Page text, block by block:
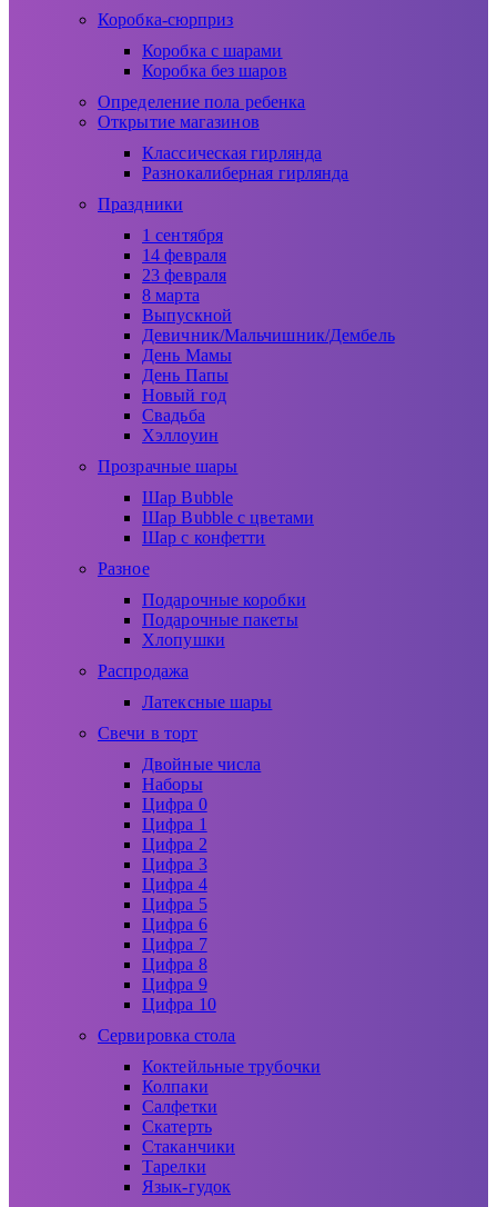
Коробка-сюрприз
Коробка с шарами
Коробка без шаров
Определение пола ребенка
Открытие магазинов
Классическая гирлянда
Разнокалиберная гирлянда
Праздники
1 сентября
14 февраля
23 февраля
8 марта
Выпускной
Девичник/Мальчишник/Дембель
День Мамы
День Папы
Новый год
Свадьба
Хэллоуин
Прозрачные шары
Шар Bubble
Шар Bubble с цветами
Шар с конфетти
Разное
Подарочные коробки
Подарочные пакеты
Хлопушки
Распродажа
Латексные шары
Свечи в торт
Двойные числа
Наборы
Цифра 0
Цифра 1
Цифра 2
Цифра 3
Цифра 4
Цифра 5
Цифра 6
Цифра 7
Цифра 8
Цифра 9
Цифра 10
Сервировка стола
Коктейльные трубочки
Колпаки
Салфетки
Скатерть
Стаканчики
Тарелки
Язык-гудок